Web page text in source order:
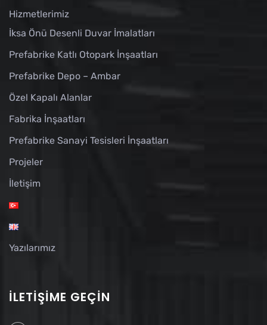
Hizmetlerimiz
İksa Önü Desenli Duvar İmalatları
Prefabrike Katlı Otopark İnşaatları
Prefabrike Depo – Ambar
Özel Kapalı Alanlar
Fabrika İnşaatları
Prefabrike Sanayi Tesisleri İnşaatları
Projeler
İletişim
Yazılarımız
İLETIŞIME GEÇIN